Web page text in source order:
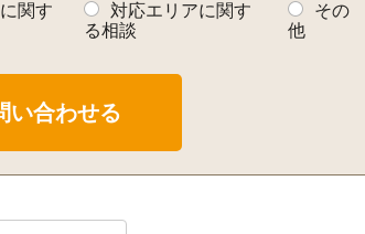
関す
対応エリアに関す
る相談
その
他